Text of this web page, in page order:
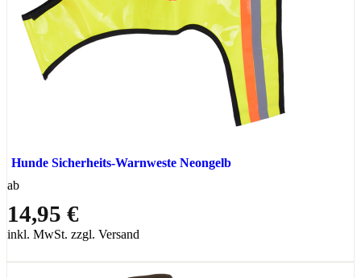
Hunde Sicherheits-Warnweste Neongelb
ab
14,95 €
inkl. MwSt. zzgl. Versand